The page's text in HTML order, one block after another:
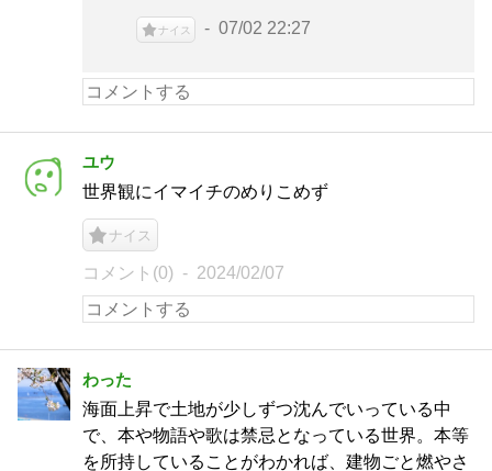
ナイス 07/02 22:27
ユウ
世界観にイマイチのめりこめず
ナイス
コメント(0) 2024/02/07
わった
海面上昇で土地が少しずつ沈んでいっている中
で、本や物語や歌は禁忌となっている世界。本等
を所持していることがわかれば、建物ごと燃やさ